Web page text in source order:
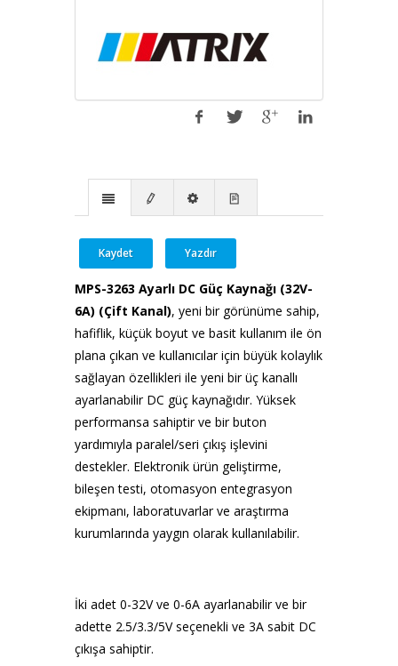
Kaydet Yazdır
MPS-3263 Ayarlı DC Güç Kaynağı (32V-
6A) (Çift Kanal), yeni bir görünüme sahip,
hafiflik, küçük boyut ve basit kullanım ile ön
plana çıkan ve kullanıcılar için büyük kolaylık
sağlayan özellikleri ile yeni bir üç kanallı
ayarlanabilir DC güç kaynağıdır. Yüksek
performansa sahiptir ve bir buton
yardımıyla paralel/seri çıkış işlevini
destekler. Elektronik ürün geliştirme,
bileşen testi, otomasyon entegrasyon
ekipmanı, laboratuvarlar ve araştırma
kurumlarında yaygın olarak kullanılabilir.
İki adet 0-32V ve 0-6A ayarlanabilir ve bir
adette 2.5/3.3/5V seçenekli ve 3A sabit DC
çıkışa sahiptir.